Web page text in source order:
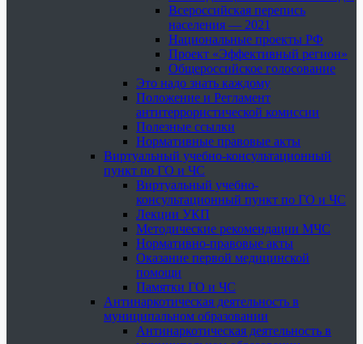
Всероссийская перепись
населения — 2021
Национальные проекты РФ
Проект «Эффективный регион»
Общероссийское голосование
Это надо знать каждому
Положение и Регламент
антитеррористической комиссии
Полезные ссылки
Нормативные правовые акты
Виртуальный учебно-консультационный
пункт по ГО и ЧС
Виртуальный учебно-
консультационный пункт по ГО и ЧС
Лекции УКП
Методические рекомендации МЧС
Нормативно-правовые акты
Оказание первой медицинской
помощи
Памятки ГО и ЧС
Антинаркотическая деятельность в
муниципальном образовании
Антинаркотическая деятельность в